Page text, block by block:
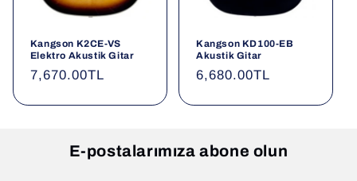
Kangson K2CE-VS
Elektro Akustik Gitar
Normal
7,670.00TL
Kangson KD100-EB
Akustik Gitar
Normal
6,680.00TL
E-postalarımıza abone olun